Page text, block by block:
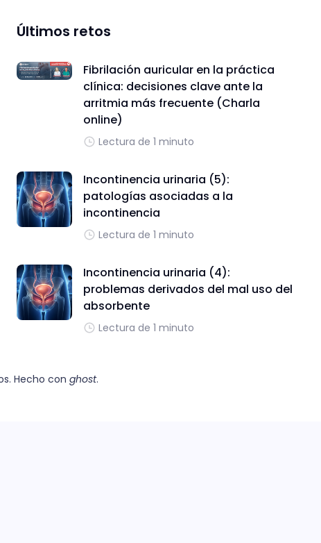
Últimos retos
Fibrilación auricular en la práctica
clínica: decisiones clave ante la
arritmia más frecuente (Charla
online)
Lectura de 1 minuto
Incontinencia urinaria (5):
patologías asociadas a la
incontinencia
Lectura de 1 minuto
Incontinencia urinaria (4):
problemas derivados del mal uso del
absorbente
Lectura de 1 minuto
Hecho con ghost.